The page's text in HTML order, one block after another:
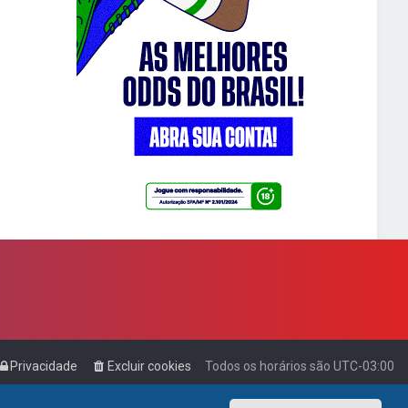
Todos os horários são UTC-03:00
Excluir cookies
Privacidade